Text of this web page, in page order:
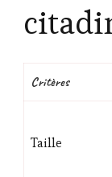
Critères
Taille